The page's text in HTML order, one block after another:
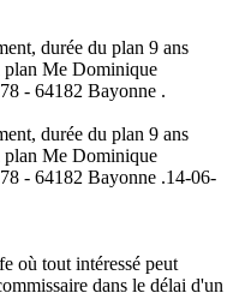
durée du plan 9 ans
plan Me Dominique
- 64182 Bayonne .
durée du plan 9 ans
plan Me Dominique
- 64182 Bayonne .14-06-
où tout intéressé peut
dans le délai d'un